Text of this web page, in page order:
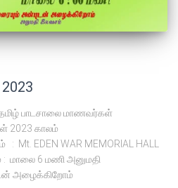
தமிழ் பாடசாலை மாணவர்கள்
காலம்
Mt. EDEN WAR MEMORIAL HALL
மாலை 6 மணி அனுமதி
அழைக்கிறோம்